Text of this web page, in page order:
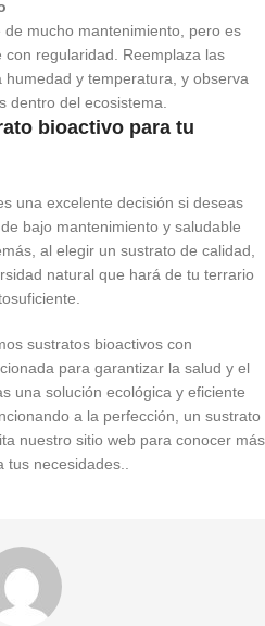
mucho mantenimiento, pero es
regularidad. Reemplaza las
y temperatura, y observa
dentro del ecosistema.
bioactivo para tu
una excelente decisión si deseas
bajo mantenimiento y saludable
al elegir un sustrato de calidad,
natural que hará de tu terrario
sustratos bioactivos con
para garantizar la salud y el
una solución ecológica y eficiente
a la perfección, un sustrato
nuestro sitio web para conocer más
tus necesidades..